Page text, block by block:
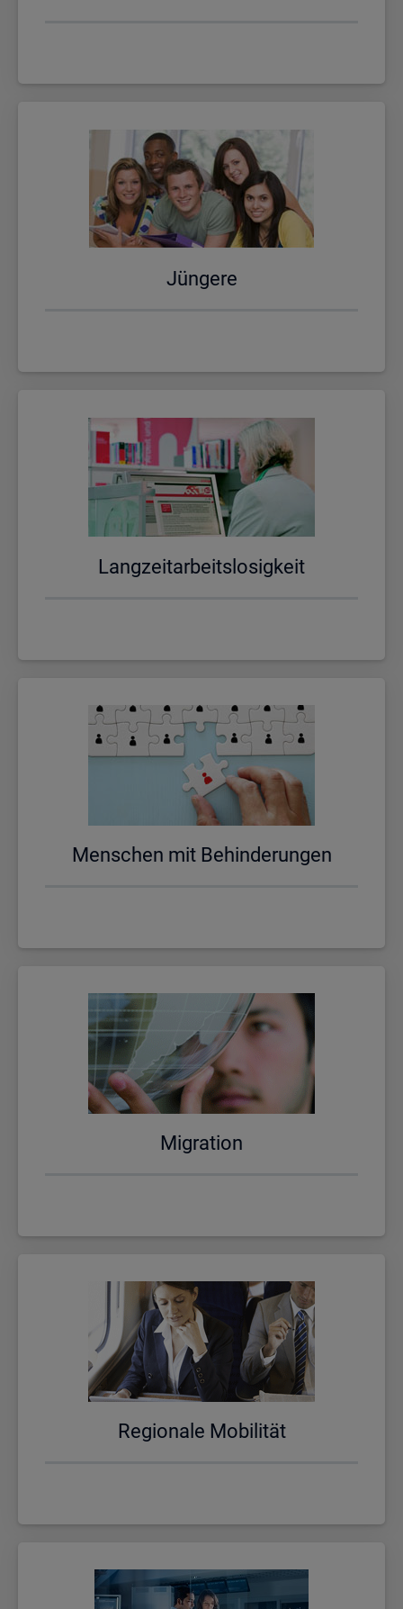
Jün­ge­re
Lang­zeit­ar­beits­lo­sig­keit
Men­schen mit Be­hin­de­run­gen
Mi­gra­ti­on
Re­gio­na­le Mo­bi­li­tät